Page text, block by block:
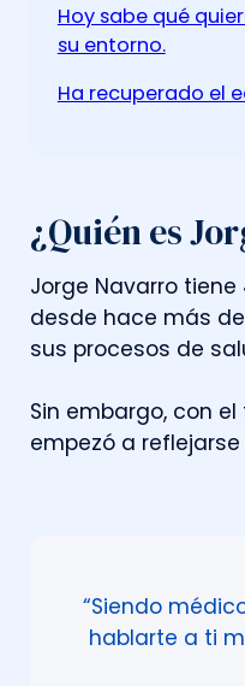
Hoy sabe qué
su entorno.
Ha recuperado el
¿Quién es
Jorge Navarro tiene
desde hace más de
sus procesos de sal
Sin embargo, con el
empezó a reflejarse
“Siendo
hablarte a ti